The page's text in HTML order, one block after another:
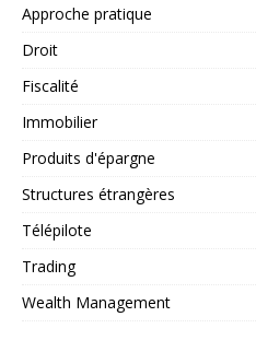
Approche pratique
Droit
Fiscalité
Immobilier
Produits d'épargne
Structures étrangères
Télépilote
Trading
Wealth Management